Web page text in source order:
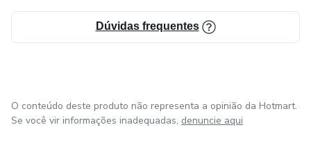
Dúvidas frequentes
O conteúdo deste produto não representa a opinião da Hotmart.
Se você vir informações inadequadas, denuncie aqui